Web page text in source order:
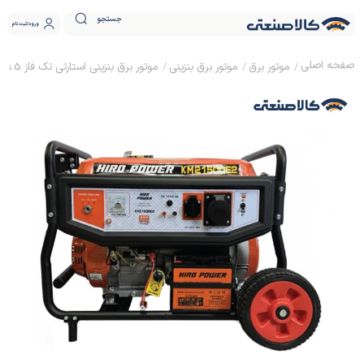
جستجو ورود ثبت نام
موتور برق موتور برق بنزینی موتور برق بنزینی استارتی تک فاز 9.5 کیلووات هیرو پاور KM21500E2